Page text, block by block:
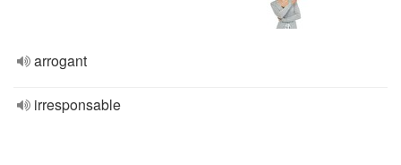
arrogant
irresponsable